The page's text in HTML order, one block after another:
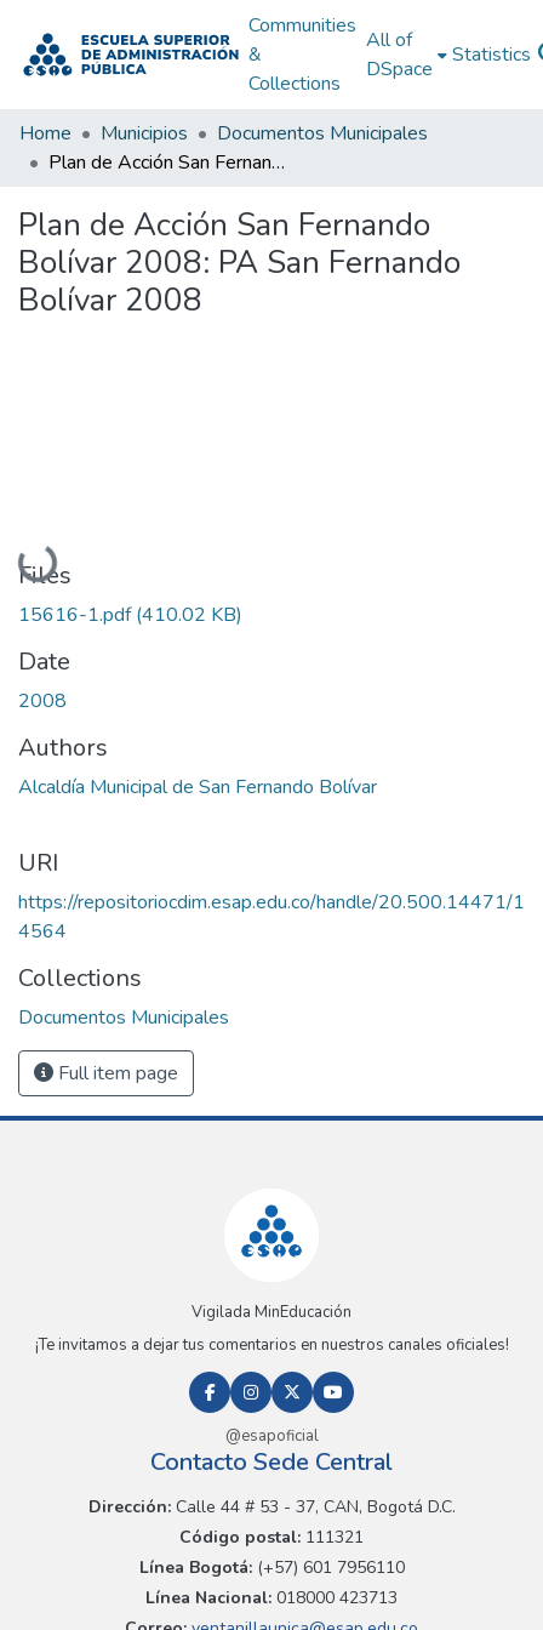
Communities
&
Collections
All of
DSpace
Statistics
Home Municipios
Documentos Municipales
Plan de Acción San Fernando Bolívar 2008: PA San Fernando Bolívar 2008
Plan de Acción San Fernando
Bolívar 2008: PA San Fernando
Bolívar 2008
Loading...
Files
15616-1.pdf(410.02 KB)
Date
2008
Authors
Alcaldía Municipal de San Fernando Bolívar
URI
https://repositoriocdim.esap.edu.co/handle/20.500.14471/1
4564
Collections
Documentos Municipales
Full item page
Vigilada MinEducación
¡Te invitamos a dejar tus comentarios en nuestros canales oficiales!
@esapoficial
Contacto Sede Central
Dirección:Calle 44 # 53 - 37, CAN, Bogotá D.C.
Código postal: 111321
Línea Bogotá:(+57) 601 7956110
Línea Nacional: 018000 423713